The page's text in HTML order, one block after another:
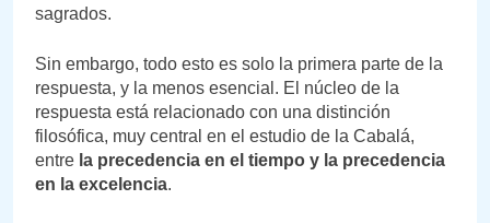
sagrados.
Sin embargo, todo esto es solo la primera parte de la
respuesta, y la menos esencial. El núcleo de la
respuesta está relacionado con una distinción
filosófica, muy central en el estudio de la Cabalá,
entre la precedencia en el tiempo y la precedencia
en la excelencia.